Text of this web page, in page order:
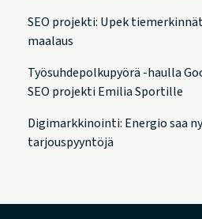
SEO projekti: Upek
maalaus
Työsuhdepolkupyörä -haulla
SEO projekti Emilia Sportille
Digimarkkinointi: Energio saa
tarjouspyyntöjä